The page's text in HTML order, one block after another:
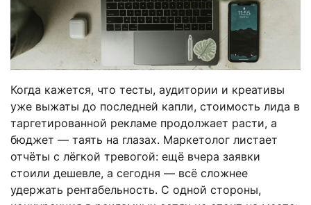
Когда кажется, что тесты, аудитории и креативы
уже выжаты до последней капли, стоимость лида в
таргетированной рекламе продолжает расти, а
бюджет — таять на глазах. Маркетолог листает
отчёты с лёгкой тревогой: ещё вчера заявки
стоили дешевле, а сегодня — всё сложнее
удержать рентабельность. С одной стороны,